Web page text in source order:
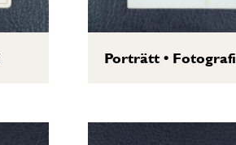
Porträtt• Fotografi